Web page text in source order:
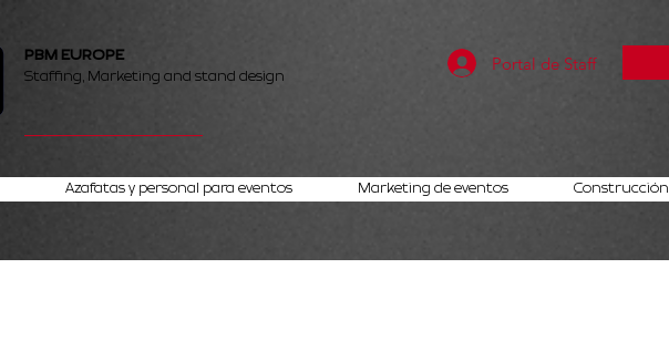
PBM EUROPE
Staffing, Marketing and stand design
Portal de Staff
Azafatas y personal para eventos Marketing de eventos